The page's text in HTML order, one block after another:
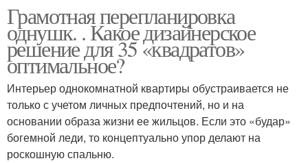
Грамотная перепланировка
однушк. . Какое дизайнерское
решение для 35 «квадратов»
оптимальное?
Интерьер однокомнатной квартиры обустраивается не
только с учетом личных предпочтений, но и на
основании образа жизни ее жильцов. Если это «будар»
богемной леди, то концептуально упор делают на
роскошную спальню.